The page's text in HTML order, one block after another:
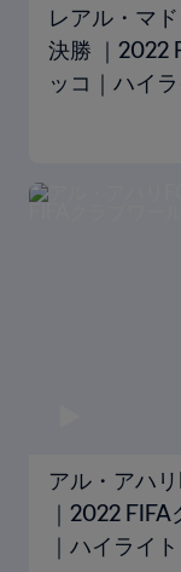
レアル・マ
決勝 ｜2022
ッコ｜ハイ
アル・アハ
｜2022
｜ハイライト